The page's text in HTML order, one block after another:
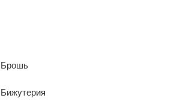
Брошь
Бижутерия